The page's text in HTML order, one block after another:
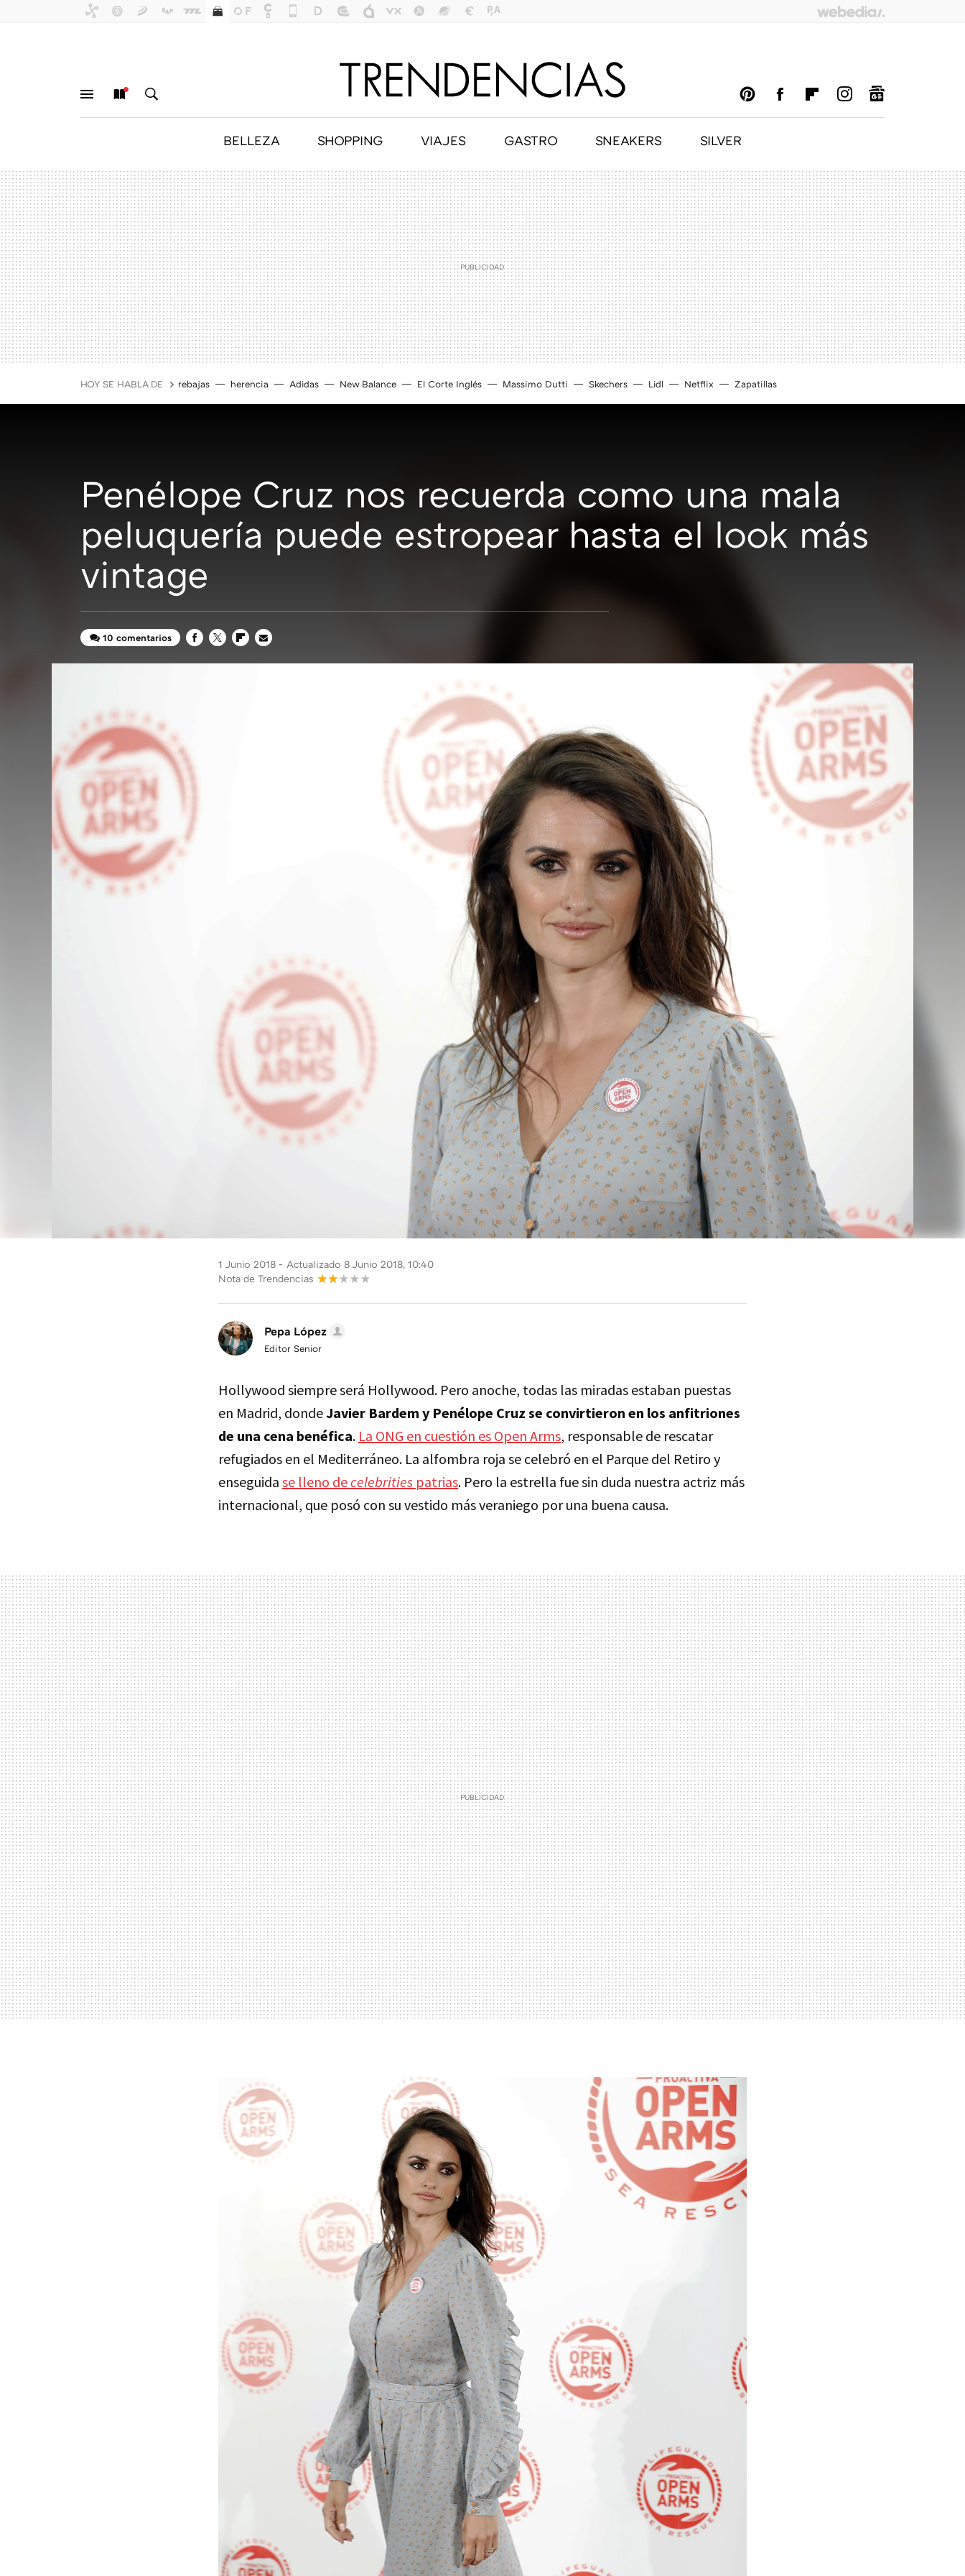
BELLEZA SHOPPING VIAJES GASTRO SNEAKERS SILVER
HOY SE HABLA DE rebajas herencia Adidas New Balance El Corte Inglés Massimo Dutti Skechers Lidl Netflix Zapatillas
Penélope Cruz nos recuerda como una mala
peluquería puede estropear hasta el look más
vintage
10 comentarios
1 Junio 2018
Actualizado 8 Junio 2018, 10:40
Nota de Trendencias
Pepa López
Editor Senior
Hollywood siempre será Hollywood. Pero anoche, todas las miradas estaban puestas
en Madrid, dondeJavier Bardem y Penélope Cruz se convirtieron en los anfitriones
de una cena benéfica. La ONG en cuestión es Open Arms, responsable de rescatar
refugiados en el Mediterráneo. La alfombra roja se celebró en el Parque del Retiro y
enseguida se lleno decelebrities patrias. Pero la estrella fue sin duda nuestra actriz más
internacional, que posó con su vestido más veraniego por una buena causa.